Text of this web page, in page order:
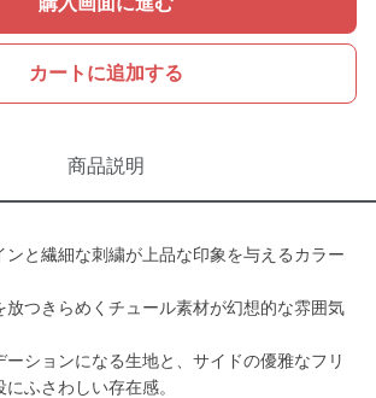
カートに追加する
商品説明
ンと繊細な刺繍が上品な印象を与えるカラー
放つきらめくチュール素材が幻想的な雰囲気
ションになる生地と、サイドの優雅なフリ
ふさわしい存在感。